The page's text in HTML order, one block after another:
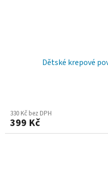
Dětské krepové
330 Kč bez DPH
399 Kč